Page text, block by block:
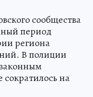
сообщества
период
региона
В полиции
на